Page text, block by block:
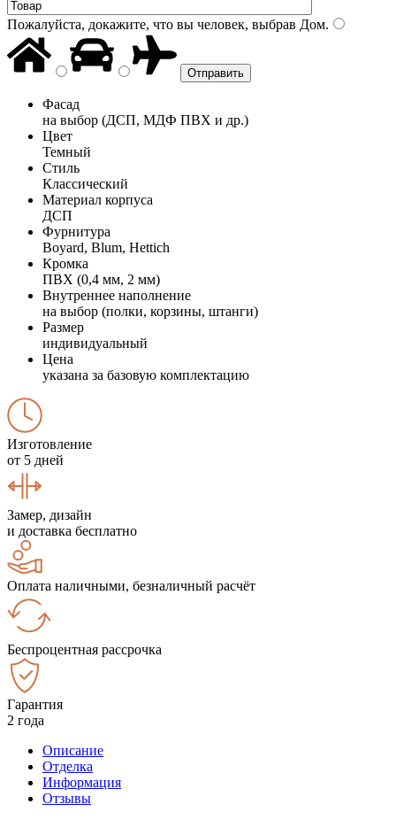
Пожалуйста, докажите, что вы человек, выбрав Дом.
Фасад
на выбор (ДСП, МДФ ПВХ и др.)
Цвет
Темный
Стиль
Классический
Материал корпуса
ДСП
Фурнитура
Boyard, Blum, Hettich
Кромка
ПВХ (0,4 мм, 2 мм)
Внутреннее наполнение
на выбор (полки, корзины, штанги)
Размер
индивидуальный
Цена
указана за базовую комплектацию
Изготовление
от 5 дней
Замер, дизайн
и доставка бесплатно
Оплата наличными, безналичный расчёт
Беспроцентная рассрочка
Гарантия
2 года
Описание
Отделка
Информация
Отзывы